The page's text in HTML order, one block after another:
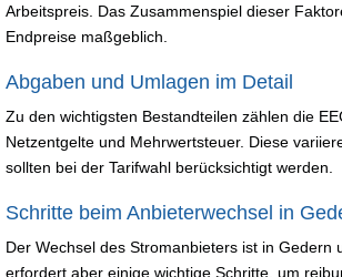
Arbeitspreis. Das Zusammenspiel dieser
Endpreise maßgeblich.
Abgaben und Umlagen im Detail
Zu den wichtigsten Bestandteilen zählen die
Netzentgelte und Mehrwertsteuer. Diese
sollten bei der Tarifwahl berücksichtigt werden.
Schritte beim Anbieterwechsel in
Der Wechsel des Stromanbieters ist in Gedern
erfordert aber einige wichtige Schritte, um